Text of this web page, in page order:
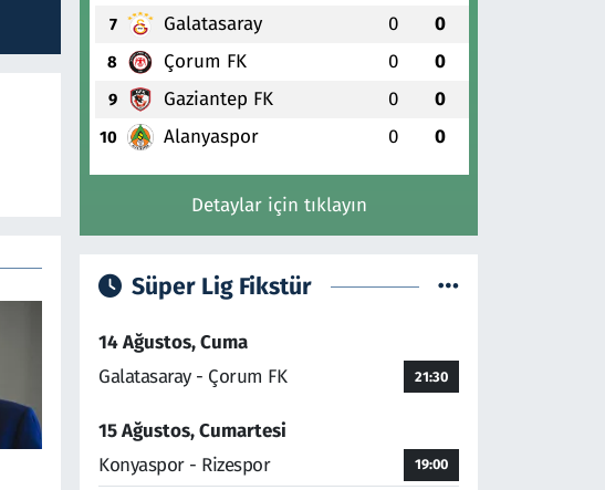
7 Galatasaray 0 0
8 Çorum FK 0 0
9 Gaziantep FK 0 0
10 Alanyaspor 0 0
Detaylar için tıklayın
Süper Lig Fikstür
14 Ağustos, Cuma
Galatasaray - Çorum FK
21:30
15 Ağustos, Cumartesi
Konyaspor - Rizespor
19:00